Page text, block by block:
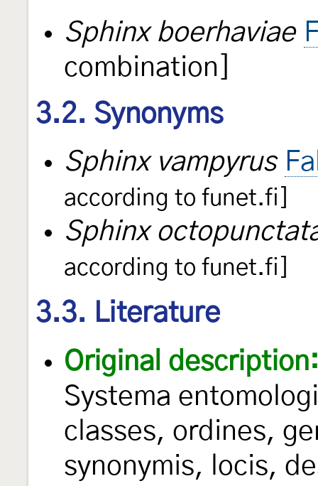
Sphinx boerhaviae
combination]
3.2. Synonyms
Sphinx vampyrus
according to funet.fi]
Sphinx
according to funet.fi]
3.3. Literature
Original description:
Systema
classes, ordines,
synonymis, locis,